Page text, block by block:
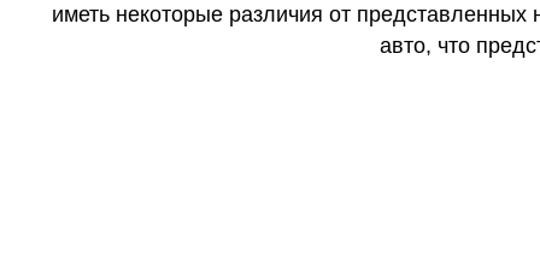
иметь некоторые различия от
авто, что